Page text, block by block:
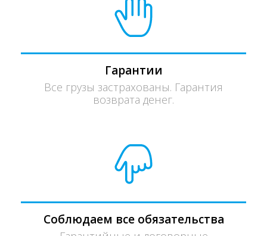
Гарантии
Все грузы застрахованы. Гарантия
возврата денег.
Соблюдаем все обязательства